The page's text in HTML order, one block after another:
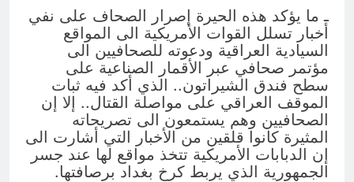
ـ ما يؤكد هذه الحيرة إصرار الصحاف على نفي
أخبار تسلل القوات الأمريكية الى المواقع
السيادية العراقية ودعوته للصحافيين الى
مؤتمر صحافي عبر الأقمار الصناعية على
سطح فندق الشيراتون.. الذي أكد فيه ثبات
الموقف العراقي على مواصلة القتال.. إلا إن
الصحافيين وهم يستمعون الى تصريحاته
المثيرة كانوا قلقين من الأخبار التي أشارت الى
إن الدبابات الأمريكية تتخذ مواقع لها عند جسر
الجمهورية الذي يربط كرخ بغداد برصافتها.